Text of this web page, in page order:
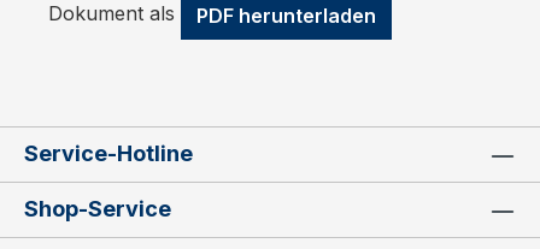
Dokument als PDF herunterladen
Service-Hotline
Shop-Service